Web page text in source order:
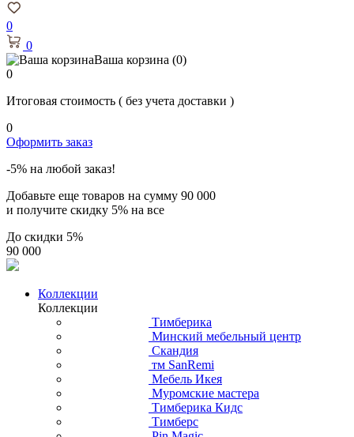
0
0
Ваша корзина (0)
0
Итоговая стоимость ( без учета доставки )
0
Оформить заказ
-5% на любой заказ!
Добавьте еще товаров на сумму 90 000
и получите скидку 5% на все
До скидки 5%
90 000
Коллекции
Коллекции
Тимберика
Минский мебельный центр
Скандия
тм SanRemi
Мебель Икея
Муромские мастера
Тимберика Кидс
Тимберс